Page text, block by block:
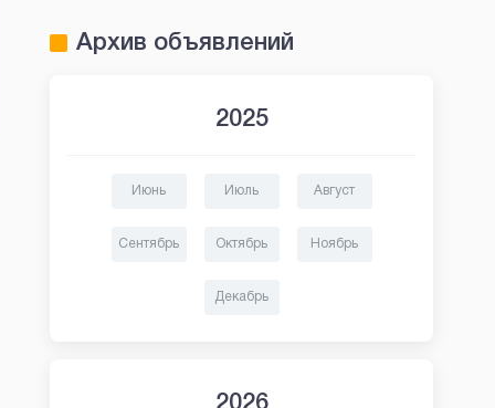
Займ в OneClickMoney Займы в Fin5
Архив объявлений
2025
Июнь Июль Август
Сентябрь Октябрь Ноябрь
Декабрь
2026